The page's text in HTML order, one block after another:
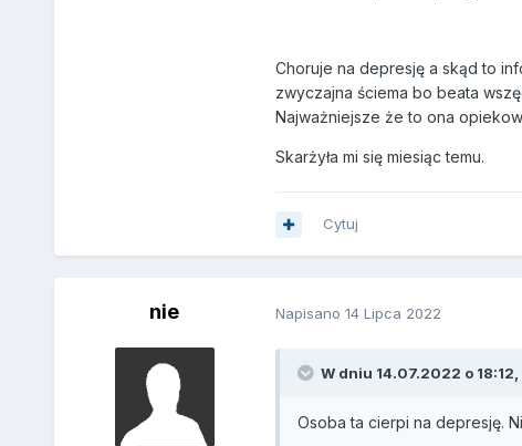
Choruje na depresję a skąd to
zwyczajna ściema bo beata
Najważniejsze że to ona
Skarżyła mi się miesiąc temu.
Cytuj
nie Napisano 14 Lipca 2022
W dniu 14.07.2022 o 18:12,
Osoba ta cierpi na depresję.